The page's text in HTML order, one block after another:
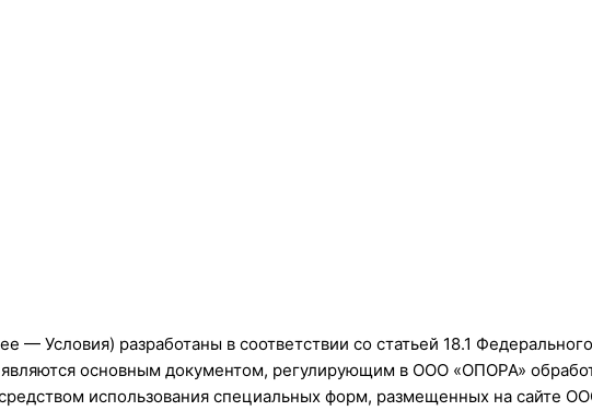
Условия) разработаны в соответствии со статьей 18.1
основным документом, регулирующим в ООО «ОПОРА»
использования специальных форм, размещенных на сайте